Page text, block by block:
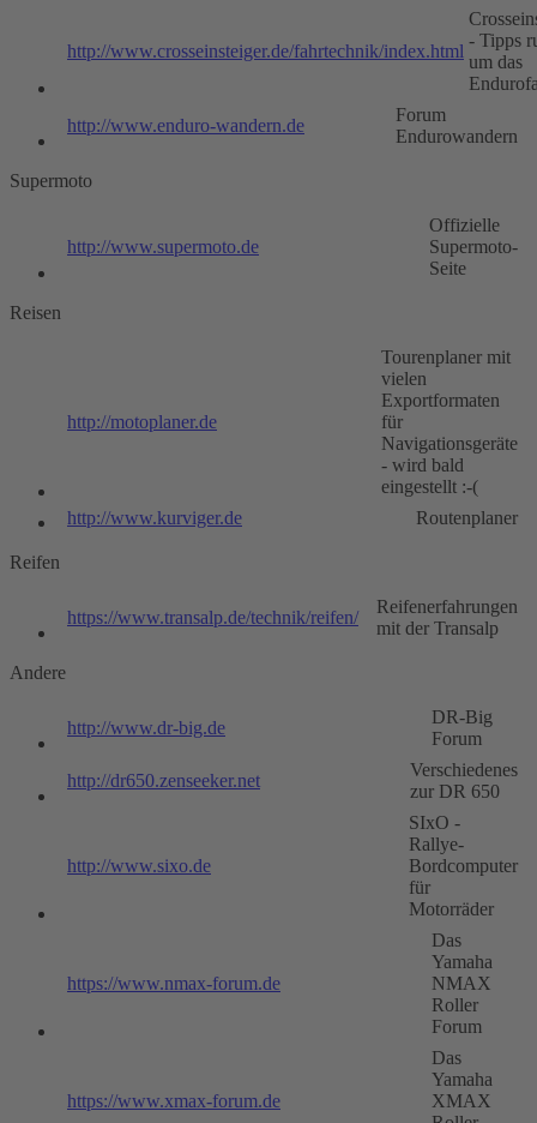
http://www.crosseinsteiger.de/fahrtechnik/index.html
- Tipps
um das
http://www.enduro-wandern.de
Forum
Endurowandern
Supermoto
http://www.supermoto.de
Offizielle
Supermoto-
Seite
Reisen
http://motoplaner.de
Tourenplaner mit
vielen
Exportformaten
für
Navigationsgeräte
- wird bald
eingestellt :-(
http://www.kurviger.de
Routenplaner
Reifen
https://www.transalp.de/technik/reifen/
Reifenerfahrungen
mit der Transalp
Andere
http://www.dr-big.de
DR-Big
Forum
http://dr650.zenseeker.net
Verschiedenes
zur DR 650
http://www.sixo.de
SIxO -
Rallye-
Bordcomputer
für
Motorräder
https://www.nmax-forum.de
Das
Yamaha
NMAX
Roller
Forum
https://www.xmax-forum.de
Das
Yamaha
XMAX